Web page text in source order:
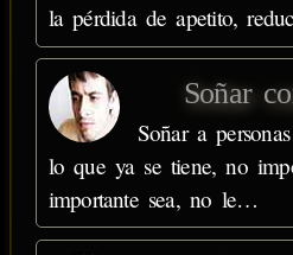
la pérdida de apetito,
Soñar
Soñar a
lo que ya se tiene, no
importante sea, no le…